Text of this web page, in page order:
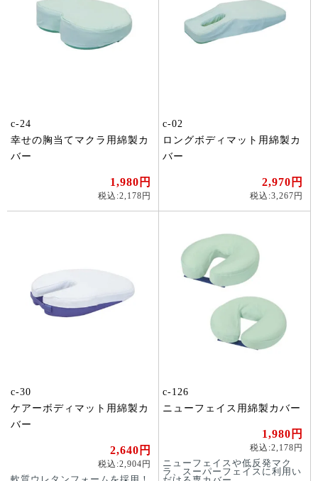
c-24
幸せの胸当てマクラ用綿製カ
バー
1,980円
税込:2,178円
c-02
ロングボディマット用綿製カ
バー
2,970円
税込:3,267円
c-30
ケアーボディマット用綿製カ
バー
2,640円
税込:2,904円
c-126
ニューフェイス用綿製カバー
1,980円
税込:2,178円
ニューフェイスや低反発マク
ラ、スーパーフェイスに利用い